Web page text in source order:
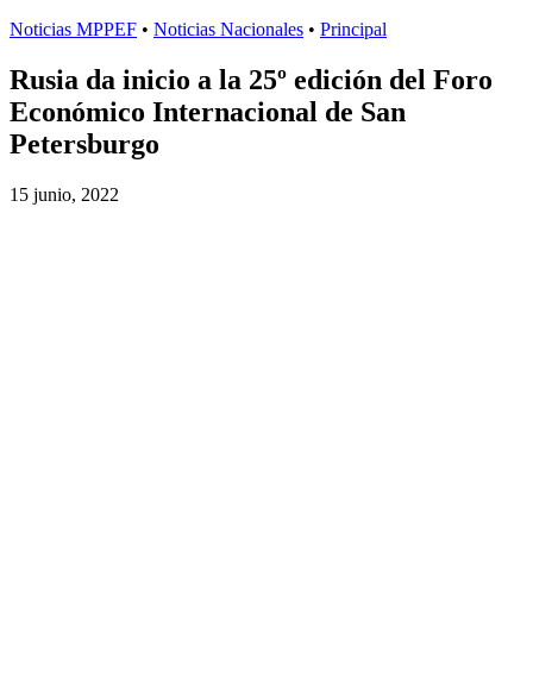
Noticias MPPEF • Noticias Nacionales • Principal
Rusia da inicio a la 25º edición del Foro
Económico Internacional de San
Petersburgo
15 junio, 2022